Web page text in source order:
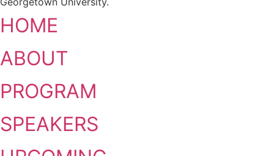
HOME
ABOUT
PROGRAM
SPEAKERS